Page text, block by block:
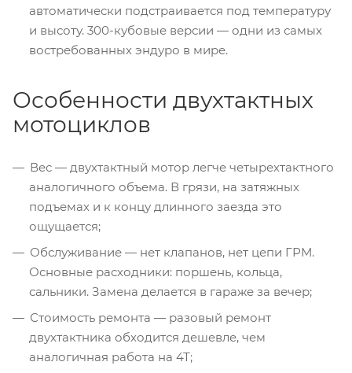
автоматически подстраивается под температуру
и высоту. 300-кубовые версии — одни из самых
востребованных эндуро в мире.
Особенности двухтактных
мотоциклов
Вес — двухтактный мотор легче четырехтактного
аналогичного объема. В грязи, на затяжных
подъемах и к концу длинного заезда это
ощущается;
Обслуживание — нет клапанов, нет цепи ГРМ.
Основные расходники: поршень, кольца,
сальники. Замена делается в гараже за вечер;
Стоимость ремонта — разовый ремонт
двухтактника обходится дешевле, чем
аналогичная работа на 4Т;